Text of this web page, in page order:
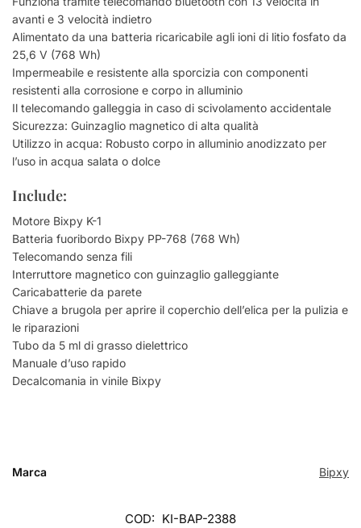
avanti e 3 velocità indietro
Alimentato da una batteria ricaricabile agli ioni di litio fosfato da
25,6 V (768 Wh)
Impermeabile e resistente alla sporcizia con componenti
resistenti alla corrosione e corpo in alluminio
Il telecomando galleggia in caso di scivolamento accidentale
Sicurezza: Guinzaglio magnetico di alta qualità
Utilizzo in acqua: Robusto corpo in alluminio anodizzato per
l’uso in acqua salata o dolce
Include:
Motore Bixpy K-1
Batteria fuoribordo Bixpy PP-768 (768 Wh)
Telecomando senza fili
Interruttore magnetico con guinzaglio galleggiante
Caricabatterie da parete
Chiave a brugola per aprire il coperchio dell’elica per la pulizia e
le riparazioni
Tubo da 5 ml di grasso dielettrico
Manuale d’uso rapido
Decalcomania in vinile Bixpy
Marca Bipxy
COD: KI-BAP-2388